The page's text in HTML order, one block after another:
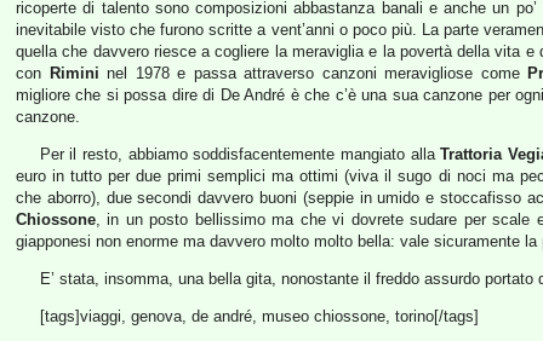
ricoperte di talento sono composizioni abbastanza banali e anche un
inevitabile visto che furono scritte a vent’anni o poco più. La parte
quella che davvero riesce a cogliere la meraviglia e la povertà della vita
con Rimini nel 1978 e passa attraverso canzoni meravigliose come
migliore che si possa dire di De André è che c’è una sua canzone per
canzone.
Per il resto, abbiamo soddisfacentemente mangiato allaTrattoria
euro in tutto per due primi semplici ma ottimi (viva il sugo di noci ma
che aborro), due secondi davvero buoni (seppie in umido e stoccafisso
Chiossone, in un posto bellissimo ma che vi dovrete sudare per scale
giapponesi non enorme ma davvero molto molto bella: vale sicuramente la
E’ stata, insomma, una bella gita, nonostante il freddo assurdo
[tags]viaggi, genova, de andré, museo chiossone, torino[/tags]